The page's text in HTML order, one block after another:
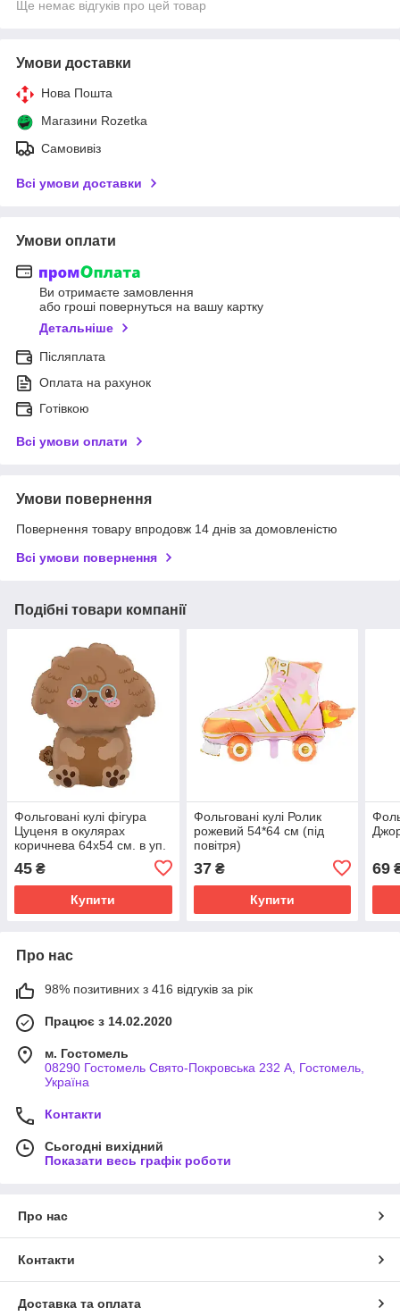
Ще немає відгуків про цей товар
Умови доставки
Нова Пошта
Магазини Rozetka
Самовивіз
Всі умови доставки
Умови оплати
Ви отримаєте замовлення
або гроші повернуться на вашу картку
Детальніше
Післяплата
Оплата на рахунок
Готівкою
Всі умови оплати
Умови повернення
Повернення товару впродовж 14 днів за домовленістю
Всі умови повернення
Подібні товари компанії
Фольговані кулі фігура
Цуценя в окулярах
коричнева 64х54 см. в уп.
45 ₴
Купити
Фольговані кулі Ролик
рожевий 54*64 см (під
повітря)
37₴
Купити
69
Про нас
98% позитивних з 416 відгуків за рік
Працює з 14.02.2020
м. Гостомель
08290 Гостомель Свято-Покровська 232 А, Гостомель,
Україна
Контакти
Сьогодні вихідний
Показати весь графік роботи
Про нас
Контакти
Доставка та оплата